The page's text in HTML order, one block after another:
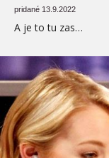
pridané 13.9.2022
A je to tu zas…